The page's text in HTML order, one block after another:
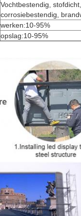
Vochtbestendig,
corrosiebestendig,
werken:10-95%
opslag:10-95%